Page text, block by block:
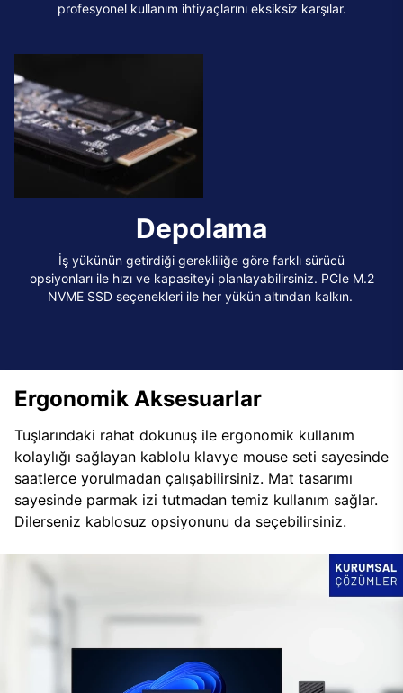
profesyonel kullanım ihtiyaçlarını eksiksiz karşılar.
Depolama
İş yükünün getirdiği gerekliliğe göre farklı sürücü
opsiyonları ile hızı ve kapasiteyi planlayabilirsiniz. PCIe M.2
NVME SSD seçenekleri ile her yükün altından kalkın.
Ergonomik Aksesuarlar
Tuşlarındaki rahat dokunuş ile ergonomik kullanım
kolaylığı sağlayan kablolu klavye mouse seti sayesinde
saatlerce yorulmadan çalışabilirsiniz. Mat tasarımı
sayesinde parmak izi tutmadan temiz kullanım sağlar.
Dilerseniz kablosuz opsiyonunu da seçebilirsiniz.